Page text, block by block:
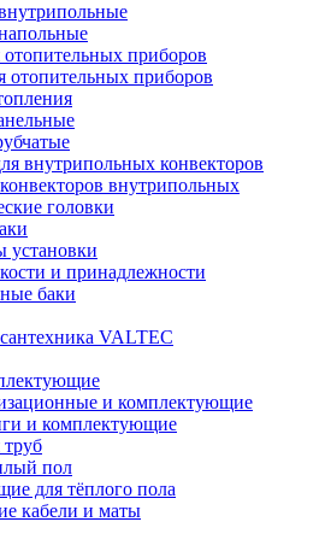
приборов
отопительных приборов
внутрипольных конвекторов
внутрипольных
головки
установки
и принадлежности
баки
VALTEC
и комплектующие
и комплектующие
пол
для тёплого пола
кабели и маты